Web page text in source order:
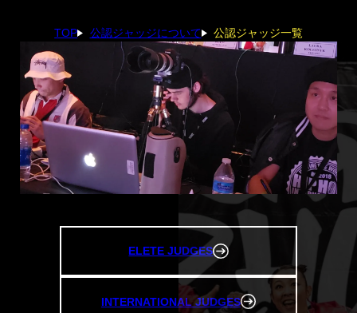
TOP 公認ジャッジについて 公認ジャッジ一覧
ELETE JUDGES
INTERNATIONAL JUDGES